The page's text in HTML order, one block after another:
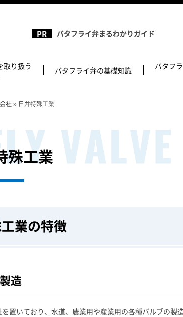
バタフライ弁まるわかりガイド
取り扱う
バタフライ弁の基礎知識
バタフ
社» 日弁特殊工業
殊工業
業の特徴
造
置いており、水道、農業用や産業用の各種バルブの製